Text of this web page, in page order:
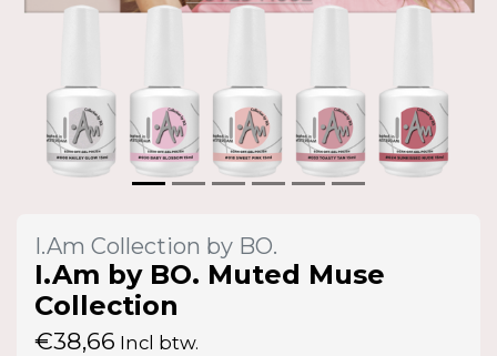
I.Am Collection by BO.
I.Am by BO. Muted Muse
Collection
€38,66 Incl btw.